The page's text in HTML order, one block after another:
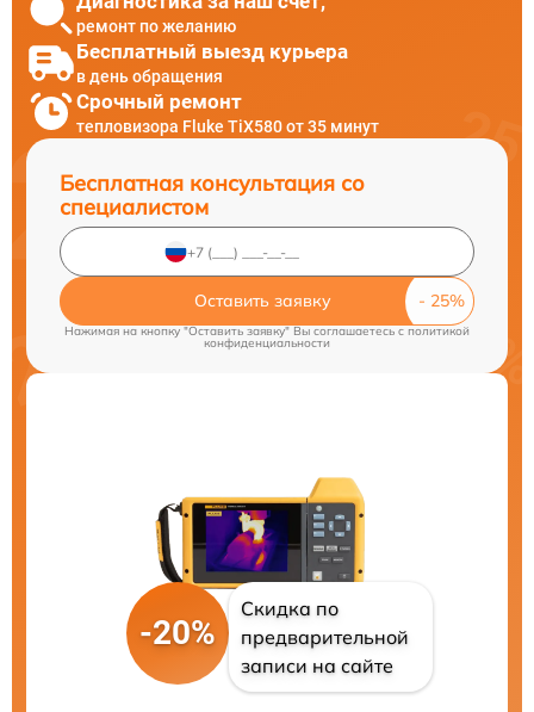
ремонт по желанию
Бесплатный выезд курьера
в день обращения
Срочный ремонт
тепловизора Fluke TiX580 от 35 минут
Бесплатная консультация со
специалистом
Оставить заявку
Нажимая на кнопку "Оставить заявку" Вы соглашаетесь cполитикой
конфиденциальности
-20%
Скидка по
предварительной
записи на сайте